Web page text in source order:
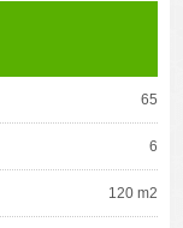
65
6
120 m2